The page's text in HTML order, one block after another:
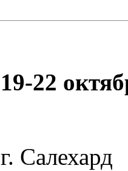
19-22
г. Салехард